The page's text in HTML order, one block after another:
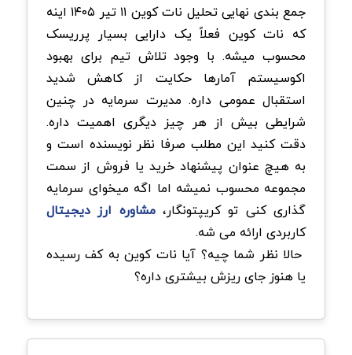
جمع بندی نهایی تحلیل نات کوین ۱۱ تیر ۱۴۰۵ اینه
که نات کوین فعلاً یک دارایی بسیار پرریسک
محسوب میشه. با وجود تلاش تیم برای بهبود
اکوسیستم آمارها حکایت از کاهش شدید
استقبال عمومی داره. مدیرت سرمایه در چنین
شرایطی بیش از هر چیز دیگری اهمیت داره.
دقت کنید این مطلب صرفا نظر نویسنده است و
به هیچ عنوان پیشنهاد خرید یا فروش از سمت
مجموعه محسوب نمیشه اما اگه میخوای سرمایه
گذاری کنی تو کریپتونگار،مشاوره ارز دیجیتال
کاربردی ارائه می شه.
حالا نظر شما چیه؟ آیا نات کوین به کف رسیده
یا هنوز جای ریزش بیشتری داره؟